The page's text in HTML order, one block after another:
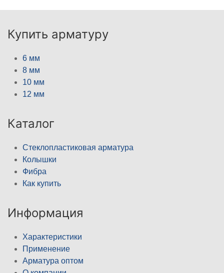
Купить арматуру
6 мм
8 мм
10 мм
12 мм
Каталог
Стеклопластиковая арматура
Колышки
Фибра
Как купить
Информация
Характеристики
Применение
Арматура оптом